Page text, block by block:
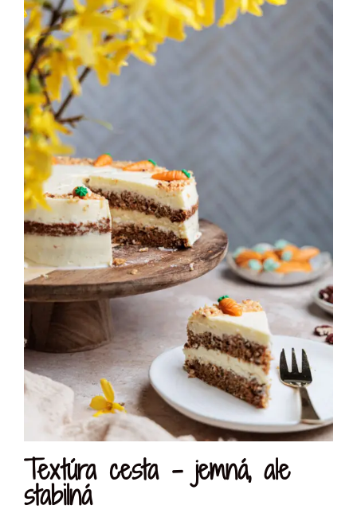
Textúra cesta – jemná, ale
stabilná